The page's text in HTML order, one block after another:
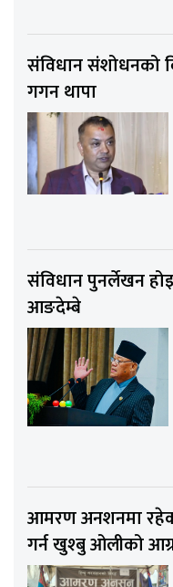
संविधान संशोधनको
गगन थापा
संविधान पुनर्लेखन
आङदेम्बे
आमरण अनशनमा
गर्न खुश्बु ओलीको